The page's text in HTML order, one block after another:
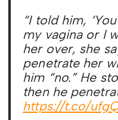
“I told him,
my vagina or I
her over, she
penetrate her
him “no.” He
then he
https://t.co/